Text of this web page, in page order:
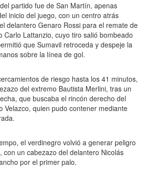
partido fue de San Martín, apenas
inicio del juego, con un centro atrás
delantero Genaro Rossi para el remate de
Carlo Lattanzio, cuyo tiro salió bombeado
que Sumavil retroceda y despeje la
sobre la línea de gol.
de riesgo hasta los 41 minutos,
del extremo Bautista Merlini, tras un
que buscaba el rincón derecho del
Velazco, quien pudo contener mediante
el verdinegro volvió a generar peligro
con un cabezazo del delantero Nicolás
por el primer palo.